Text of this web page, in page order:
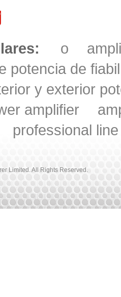
o
potencia de
y exterior
amplifier
professional
Limited. All Rights Reserved.